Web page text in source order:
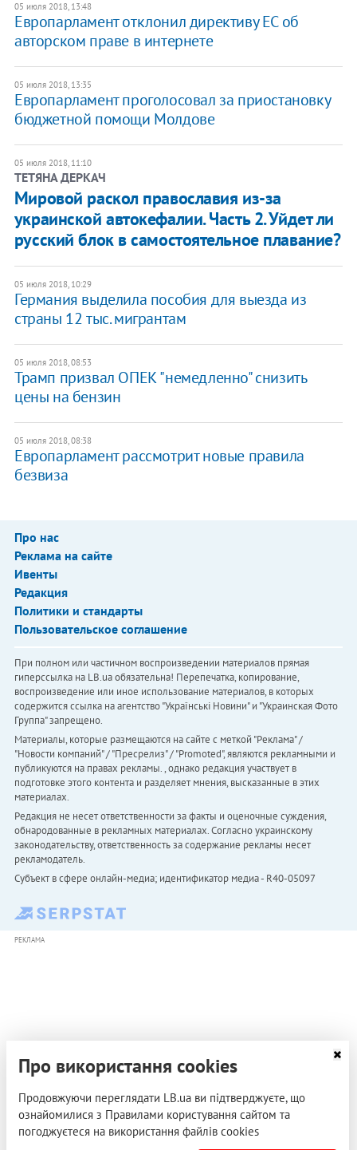
05 июля 2018, 13:48
Европарламент отклонил директиву ЕС об
авторском праве в интернете
05 июля 2018, 13:35
Европарламент проголосовал за приостановку
бюджетной помощи Молдове
05 июля 2018, 11:10
ТЕТЯНА ДЕРКАЧ
Мировой раскол православия из-за
украинской автокефалии. Часть 2. Уйдет ли
русский блок в самостоятельное плавание?
05 июля 2018, 10:29
​Германия выделила пособия для выезда из
страны 12 тыс. мигрантам
05 июля 2018, 08:53
Трамп призвал ОПЕК "немедленно" снизить
цены на бензин
05 июля 2018, 08:38
Европарламент рассмотрит новые правила
безвиза
Про нас
Реклама на сайте
Ивенты
Редакция
Политики и стандарты
Пользовательское соглашение
При полном или частичном воспроизведении материалов прямая
гиперссылка на LB.ua обязательна! Перепечатка, копирование,
воспроизведение или иное использование материалов, в которых
содержится ссылка на агентство "Українськi Новини" и "Украинская Фото
Группа" запрещено.
Материалы, которые размещаются на сайте с меткой "Реклама" /
"Новости компаний" / "Пресрелиз" / "Promoted", являются рекламными и
публикуются на правах рекламы. , однако редакция участвует в
подготовке этого контента и разделяет мнения, высказанные в этих
материалах.
Редакция не несет ответственности за факты и оценочные суждения,
обнародованные в рекламных материалах. Согласно украинскому
законодательству, ответственность за содержание рекламы несет
рекламодатель.
Субъект в сфере онлайн-медиа; идентификатор медиа - R40-05097
РЕКЛАМА
Про використання cookies
Продовжуючи переглядати LB.ua ви підтверджуєте, що
ознайомилися з Правилами користування сайтом та
погоджуєтеся на використання файлів cookies